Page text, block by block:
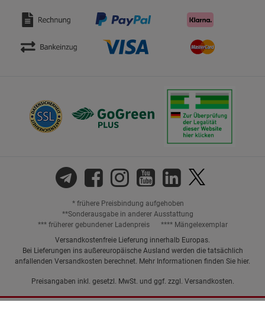
* frühere Preisbindung aufgehoben
**Sonderausgabe in anderer Ausstattung
*** früherer gebundener Ladenpreis
**** Mängelexemplar
Versandkostenfreie Lieferung innerhalb Europas.
Bei Lieferungen ins außereuropäische Ausland werden die tatsächlich
anfallenden Versandkosten berechnet. Mehr Informationen finden Sie hier.
Preisangaben inkl. gesetzl. MwSt. und ggf. zzgl. Versandkosten.